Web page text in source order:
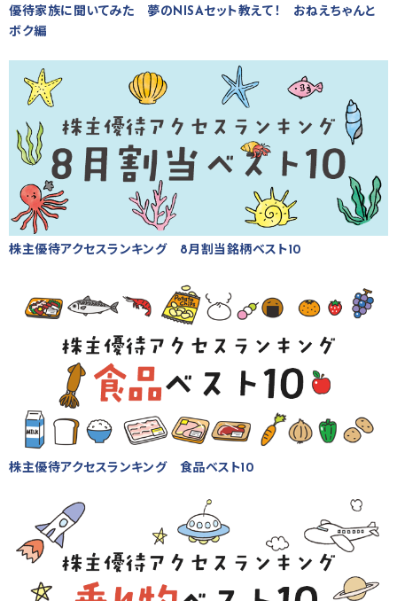
優待家族に聞いてみた 夢のNISAセット教えて！ おねえちゃんと
ボク編
株主優待アクセスランキング 8月割当銘柄ベスト10
株主優待アクセスランキング 食品ベスト10